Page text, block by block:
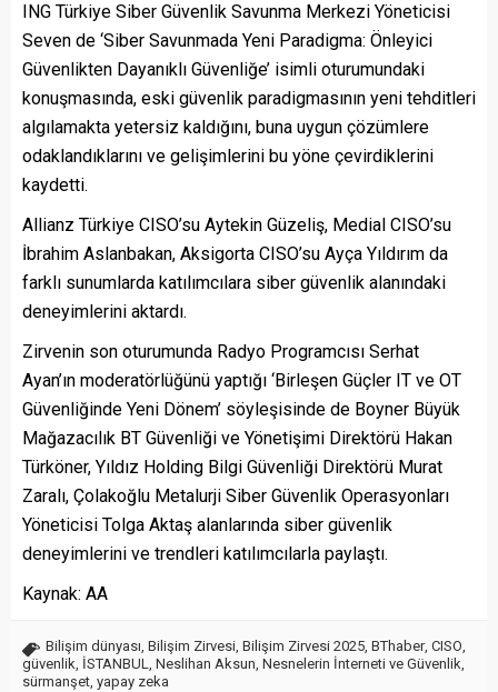
ING Türkiye Siber Güvenlik Savunma Merkezi Yöneticisi
Seven de ‘Siber Savunmada Yeni Paradigma: Önleyici
Güvenlikten Dayanıklı Güvenliğe’ isimli oturumundaki
konuşmasında, eski güvenlik paradigmasının yeni tehditleri
algılamakta yetersiz kaldığını, buna uygun çözümlere
odaklandıklarını ve gelişimlerini bu yöne çevirdiklerini
kaydetti.
Allianz Türkiye CISO’su Aytekin Güzeliş, Medial CISO’su
İbrahim Aslanbakan, Aksigorta CISO’su Ayça Yıldırım da
farklı sunumlarda katılımcılara siber güvenlik alanındaki
deneyimlerini aktardı.
Zirvenin son oturumunda Radyo Programcısı Serhat
Ayan’ın moderatörlüğünü yaptığı ‘Birleşen Güçler IT ve OT
Güvenliğinde Yeni Dönem’ söyleşisinde de Boyner Büyük
Mağazacılık BT Güvenliği ve Yönetişimi Direktörü Hakan
Türköner, Yıldız Holding Bilgi Güvenliği Direktörü Murat
Zaralı, Çolakoğlu Metalurji Siber Güvenlik Operasyonları
Yöneticisi Tolga Aktaş alanlarında siber güvenlik
deneyimlerini ve trendleri katılımcılarla paylaştı.
Kaynak: AA
Bilişim dünyası, Bilişim Zirvesi, Bilişim Zirvesi 2025, BThaber, CISO,
güvenlik, İSTANBUL, Neslihan Aksun, Nesnelerin İnterneti ve Güvenlik,
sürmanşet, yapay zeka